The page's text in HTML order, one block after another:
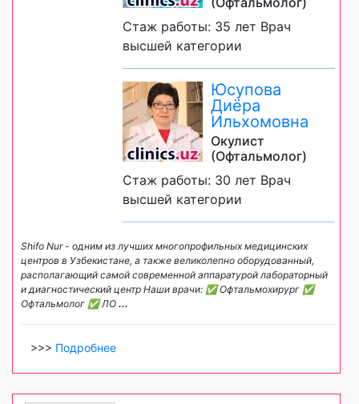
Стаж работы: 35 лет Врач
высшей категории
Юсупова
Диёра
Ильхомовна
Окулист
(Офтальмолог)
Стаж работы: 30 лет Врач
высшей категории
Shifo Nur - одним из лучших многопрофильных медицинских
центров в Узбекистане, а также великолепно оборудованный,
располагающий самой современной аппаратурой лабораторный
и диагностический центр Наши врачи: ✅ Офтальмохирург ✅
Офтальмолог ✅ ЛО ...
>>> Подробнее